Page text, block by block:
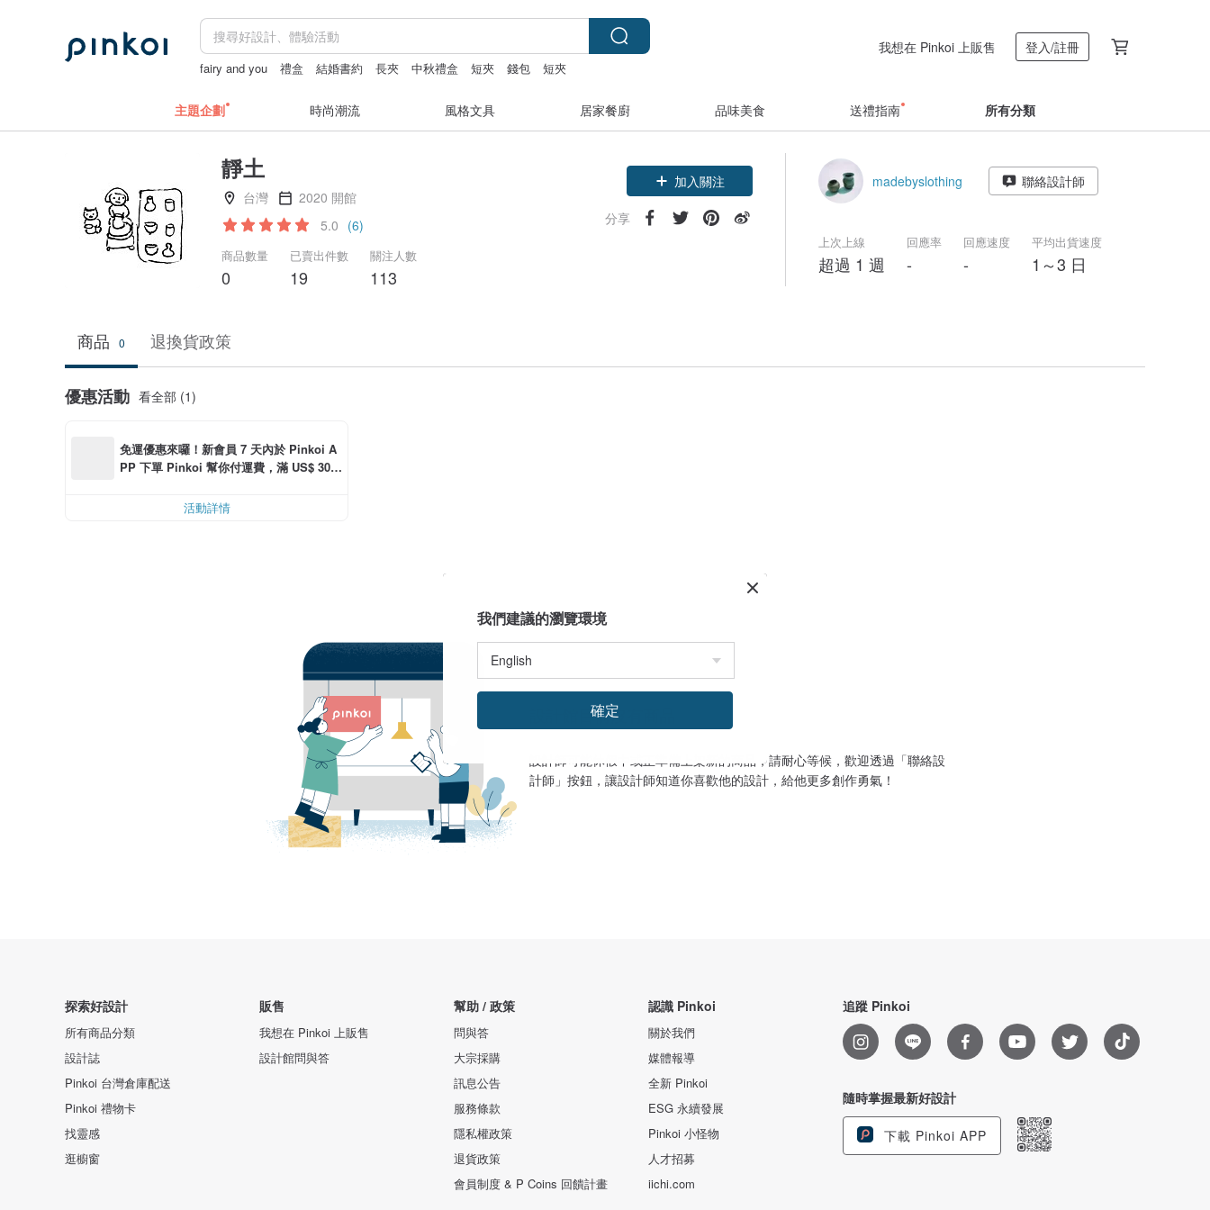
fairy and you 禮盒 結婚書約 長夾 中秋禮盒 短夾 錢包 短夾
我想在 Pinkoi 上販售 登入/註冊
主題企劃 時尚潮流 風格文具 居家餐廚 品味美食 送禮指南 所有分類
靜土
台灣
2020 開館
5.0 (6)
商品數量
0
已賣出件數
19
關注人數
113
加入關注
分享
madebyslothing 聯絡設計師
上次上線
超過 1 週
回應率
-
回應速度
-
平均出貨速度
1～3 日
商品 0 退換貨政策
優惠活動 看全部 (1)
免運優惠來囉！新會員 7 天內於 Pinkoi A
PP 下單 Pinkoi 幫你付運費，滿 US$ 30.0
活動詳情
設計館目前沒有商品
設計師可能休假中或正準備上架新的商品，請耐心等候，歡迎透過「聯絡設
計師」按鈕，讓設計師知道你喜歡他的設計，給他更多創作勇氣！
探索好設計
所有商品分類
設計誌
Pinkoi 台灣倉庫配送
Pinkoi 禮物卡
找靈感
逛櫥窗
販售
我想在 Pinkoi 上販售
設計館問與答
幫助 / 政策
問與答
大宗採購
訊息公告
服務條款
隱私權政策
退貨政策
會員制度 & P Coins 回饋計畫
認識 Pinkoi
關於我們
媒體報導
全新 Pinkoi
ESG 永續發展
Pinkoi 小怪物
人才招募
iichi.com
追蹤 Pinkoi
隨時掌握最新好設計
下載 Pinkoi APP
我們建議的瀏覽環境
確定